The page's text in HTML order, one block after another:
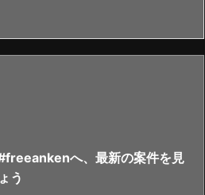
へ、最新の案件を見
う